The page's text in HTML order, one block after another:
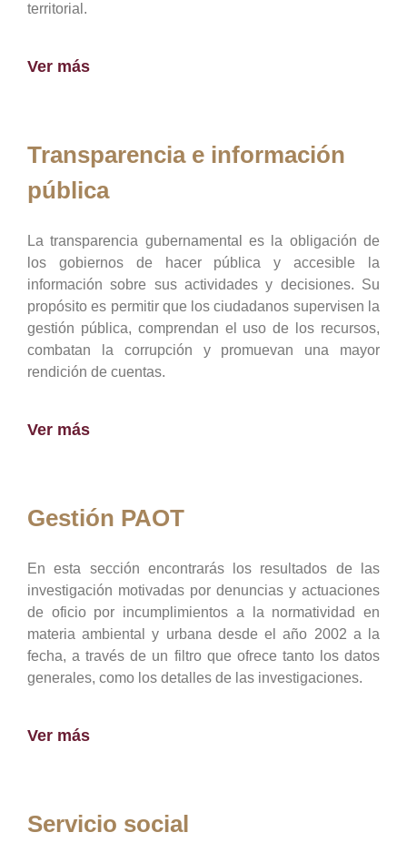
territorial.
Ver más
Transparencia e información
pública
La transparencia gubernamental es la obligación de
los gobiernos de hacer pública y accesible la
información sobre sus actividades y decisiones. Su
propósito es permitir que los ciudadanos supervisen la
gestión pública, comprendan el uso de los recursos,
combatan la corrupción y promuevan una mayor
rendición de cuentas.
Ver más
Gestión PAOT
En esta sección encontrarás los resultados de las
investigación motivadas por denuncias y actuaciones
de oficio por incumplimientos a la normatividad en
materia ambiental y urbana desde el año 2002 a la
fecha, a través de un filtro que ofrece tanto los datos
generales, como los detalles de las investigaciones.
Ver más
Servicio social